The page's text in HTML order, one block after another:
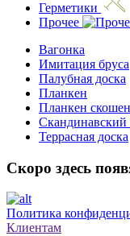
Герметики
Прочее
Вагонка
Имитация бруса
Палубная доска
Планкен
Планкен
Террасная доска
Скоро здесь
Политика
Клиентам